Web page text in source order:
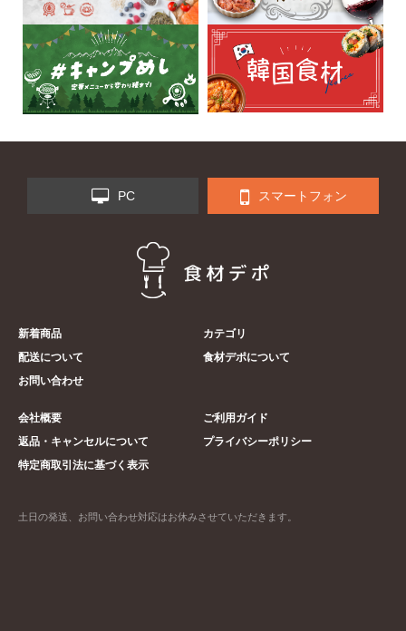
PC スマートフォン
新着商品
カテゴリ
配送について
食材デポについて
お問い合わせ
会社概要
ご利用ガイド
返品・キャンセルについて
プライバシーポリシー
特定商取引法に基づく表示
土日の発送、お問い合わせ対応はお休みさせていただきます。